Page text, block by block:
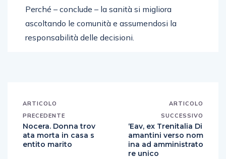
Perché – conclude – la sanità si migliora
ascoltando le comunità e assumendosi la
responsabilità delle decisioni.
ARTICOLO
PRECEDENTE
Nocera. Donna trov
ata morta in casa s
entito marito
ARTICOLO
SUCCESSIVO
‘Eav, ex Trenitalia Di
amantini verso nom
ina ad amministrato
re unico